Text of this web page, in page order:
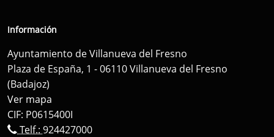
Información
Ayuntamiento de Villanueva del Fresno
Plaza de España, 1 - 06110 Villanueva del Fresno
(Badajoz)
Ver mapa
CIF: P0615400I
Telf.: 924427000